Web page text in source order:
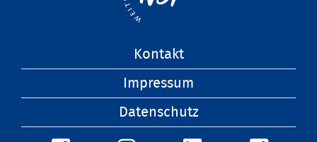
Kontakt
Impressum
Datenschutz